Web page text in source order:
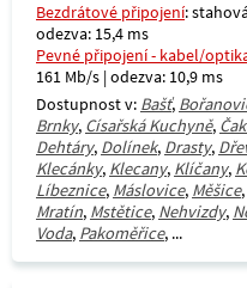
Bezdrátové připojení:
odezva: 15,4 ms
Pevné připojení - kabel/
161 Mb/s | odezva: 10,9 ms
Dostupnost v: Bašť,
Brnky, Císařská Kuchyně,
Dehtáry, Dolínek, Drasty,
Klecánky, Klecany, Klíčany,
Líbeznice, Máslovice, Měšice,
Mratín, Mstětice, Nehvizdy,
Voda, Pakoměřice, ...